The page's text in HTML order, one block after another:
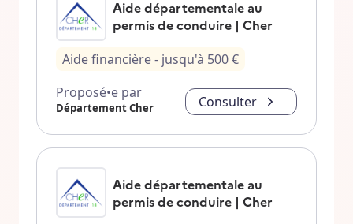
Aide départementale au
permis de conduire | Cher
Aide financière- jusqu'à 500€
Proposé•e par
Département Cher Consulter
Aide départementale au
permis de conduire | Cher